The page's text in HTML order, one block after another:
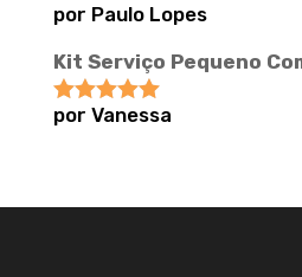
Avaliação5
por Paulo Lopes
Kit Serviço Pequeno
Avaliação5
por Vanessa